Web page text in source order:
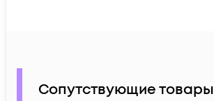
Сопутствующие товары